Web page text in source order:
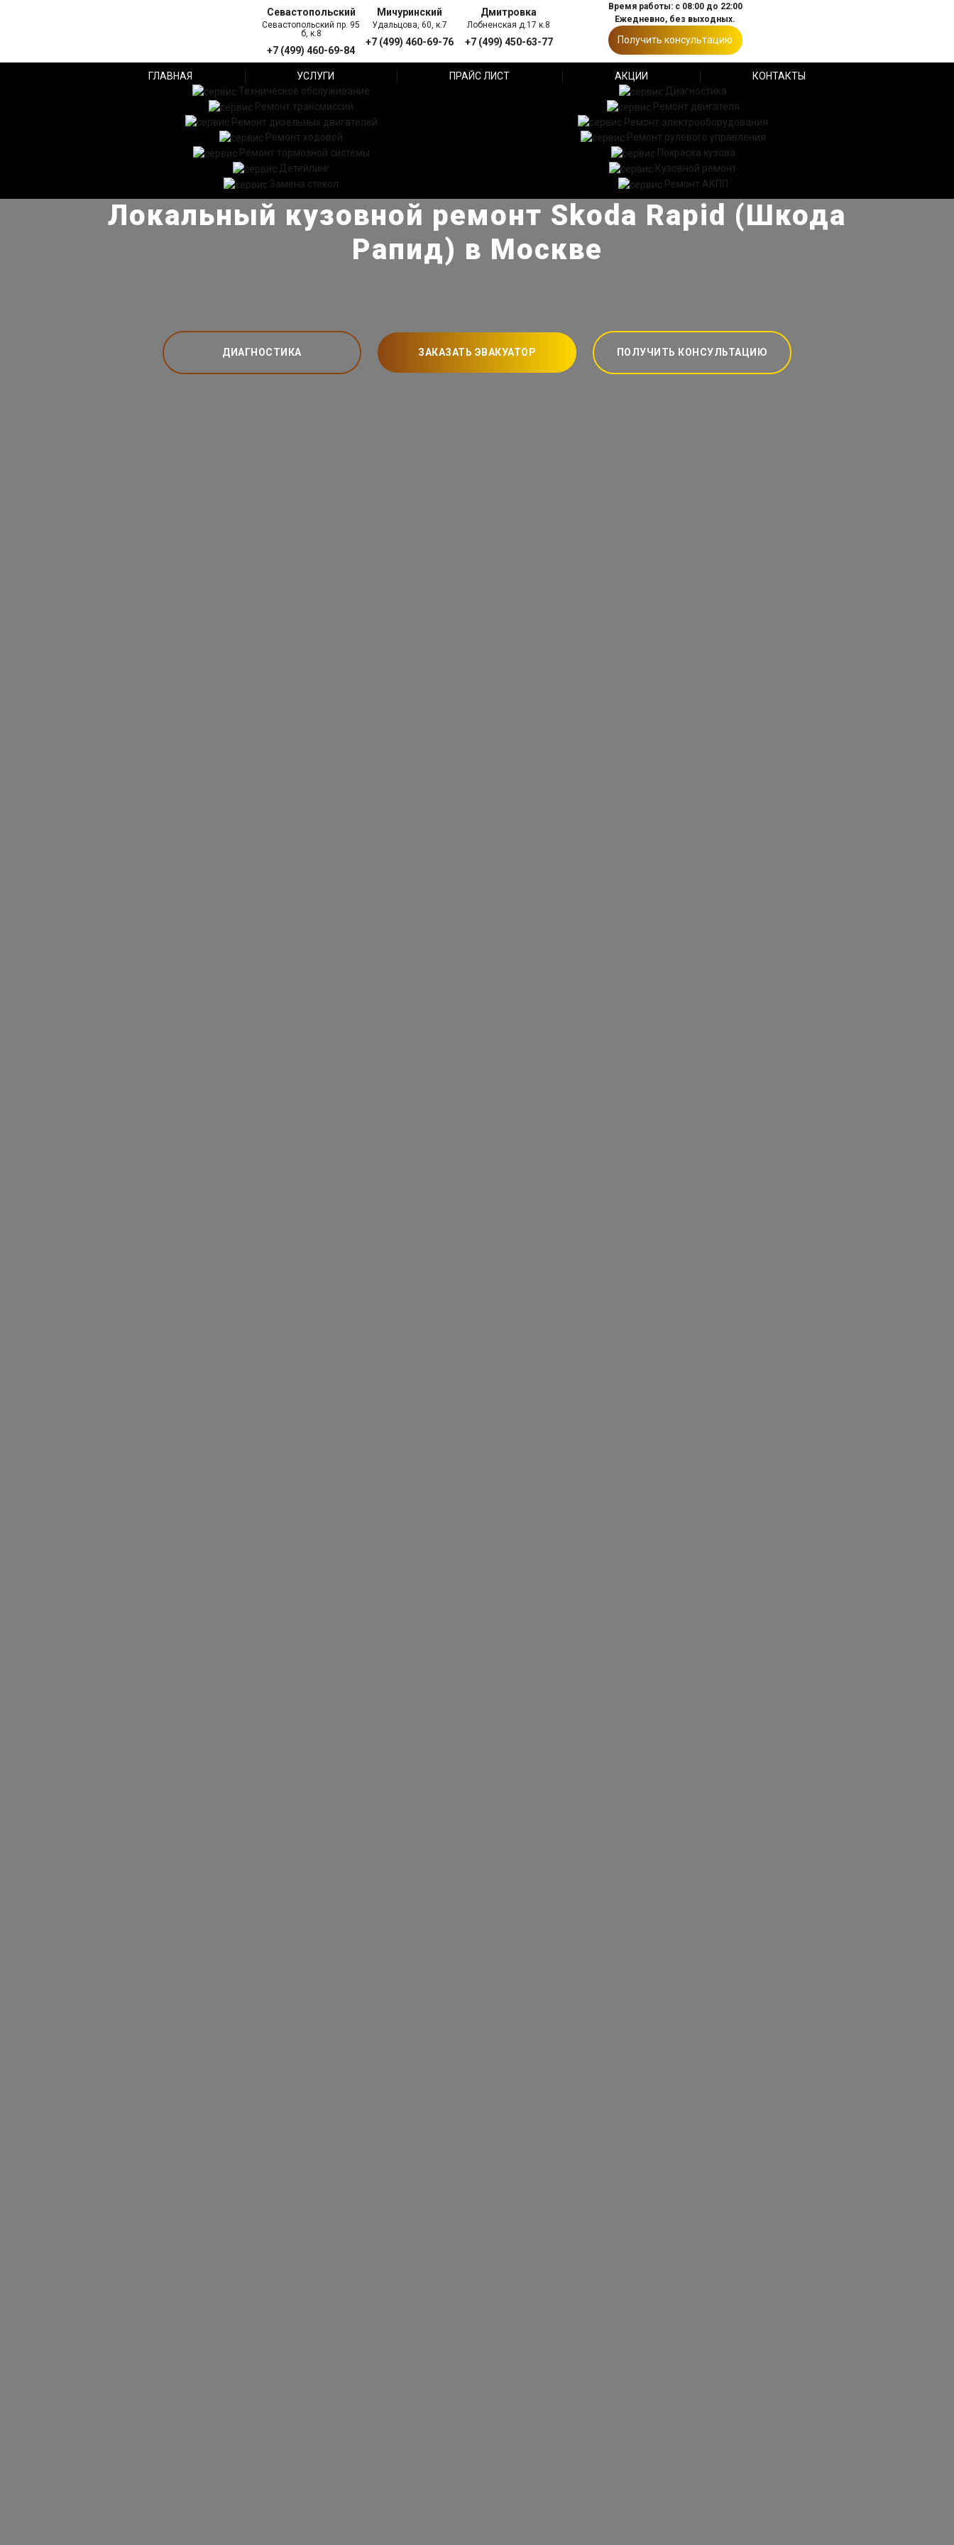
Севастопольский
Севастопольский пр. 95
б, к.8
+7 (499) 460-69-84
Мичуринский
Удальцова, 60, к.7
+7 (499) 460-69-76
Дмитровка
Лобненская д.17 к.8
+7 (499) 450-63-77
Время работы: с 08:00 до 22:00
Ежедневно, без выходных.
Получить консультацию
ГЛАВНАЯ УСЛУГИ ПРАЙС ЛИСТ АКЦИИ
КОНТАКТЫ
Техническое обслуживание
Диагностика
Ремонт трансмиссии
Ремонт двигателя
Ремонт дизельных двигателей
Ремонт электрооборудования
Ремонт ходовой
Ремонт рулевого управления
Ремонт тормозной системы
Покраска кузова
Детейлинг
Кузовной ремонт
Замена стекол
Ремонт АКПП
Локальный кузовной ремонт Skoda Rapid (Шкода
Рапид) в Москве
ДИАГНОСТИКА ЗАКАЗАТЬ ЭВАКУАТОР ПОЛУЧИТЬ КОНСУЛЬТАЦИЮ